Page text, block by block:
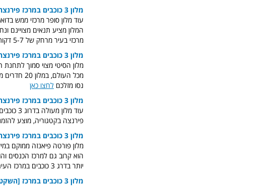
מלון 3 כוכבים במרכז פירנצה
עוד מלון סופר מרכזי ממש
מרכזי בעיר מרחק של 5-7 דקות הליכה ממנו, מידע נוסף והזמנה
מלון 3 כוכבים במרכז פירנצה
מלון הסיטי מצוי סמוך
מכל
נסו מזלכם לחצו כאן
מלון 3 כוכבים במרכז פירנצה
עוד
פירנצה בקטגוריה, מוצע
מלון 3 כוכבים במרכז פירנצה
הוא קרוב גם למרכז הכנסים
יותר בדרג 3 כוכבים במרכז העיר, מידע נוסף והזמנה
מלון 3 כוכבים במרכז [השקט] של פירנצה